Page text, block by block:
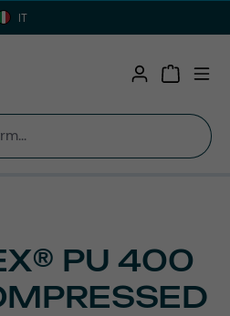
IT
PU 400